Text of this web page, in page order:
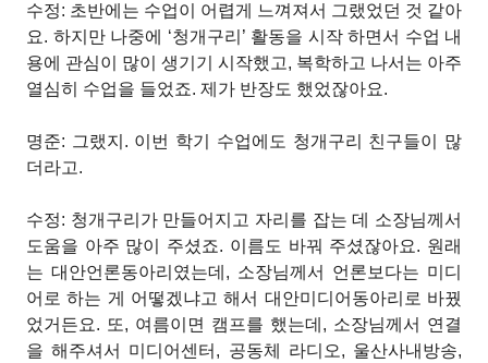
수정: 초반에는 수업이 어렵게 느껴져서 그랬었던 것 같아
요. 하지만 나중에 ‘청개구리’ 활동을 시작 하면서 수업 내
용에 관심이 많이 생기기 시작했고, 복학하고 나서는 아주
열심히 수업을 들었죠. 제가 반장도 했었잖아요.
명준: 그랬지. 이번 학기 수업에도 청개구리 친구들이 많
더라고.
수정: 청개구리가 만들어지고 자리를 잡는 데 소장님께서
도움을 아주 많이 주셨죠. 이름도 바꿔 주셨잖아요. 원래
는 대안언론동아리였는데, 소장님께서 언론보다는 미디
어로 하는 게 어떻겠냐고 해서 대안미디어동아리로 바꿨
었거든요. 또, 여름이면 캠프를 했는데, 소장님께서 연결
을 해주셔서 미디어센터, 공동체 라디오, 울산사내방송,